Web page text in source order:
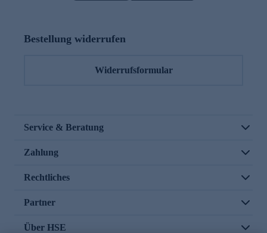
Bestellung widerrufen
Widerrufsformular
Service & Beratung
Zahlung
Rechtliches
Partner
Über HSE